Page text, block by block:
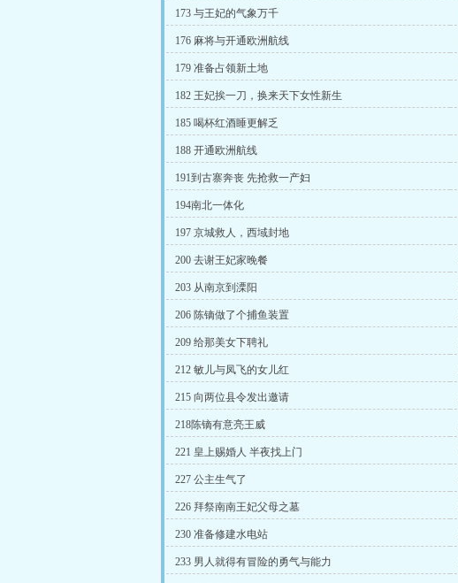
173 与王妃的气象万千
176 麻将与开通欧洲航线
179 准备占领新土地
182 王妃挨一刀，换来天下女性新生
185 喝杯红酒睡更解乏
188 开通欧洲航线
191到古寨奔丧 先抢救一产妇
194南北一体化
197 京城救人，西域封地
200 去谢王妃家晚餐
203 从南京到溧阳
206 陈镝做了个捕鱼装置
209 给那美女下聘礼
212 敏儿与凤飞的女儿红
215 向两位县令发出邀请
218陈镝有意亮王威
221 皇上赐婚人 半夜找上门
227 公主生气了
226 拜祭南南王妃父母之墓
230 准备修建水电站
233 男人就得有冒险的勇气与能力